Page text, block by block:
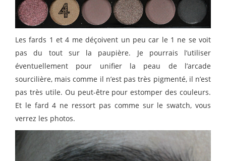
Les fards 1 et 4 me déçoivent un peu car le 1 ne se voit
pas du tout sur la paupière. Je pourrais l’utiliser
éventuellement pour unifier la peau de l’arcade
sourcilière, mais comme il n’est pas très pigmenté, il n’est
pas très utile. Ou peut-être pour estomper des couleurs.
Et le fard 4 ne ressort pas comme sur le swatch, vous
verrez les photos.